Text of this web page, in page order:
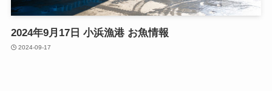
2024年9月17日 小浜漁港 お魚情報
2024-09-17